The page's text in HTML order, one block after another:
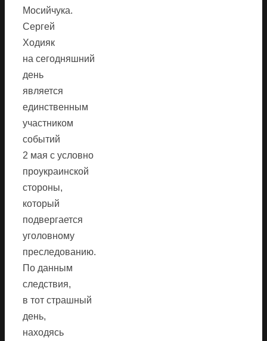
Мосийчука.
Сергей
Ходияк
на сегодняшний
день
является
единственным
участником
событий
2 мая с условно
проукраинской
стороны,
который
подвергается
уголовному
преследованию.
По данным
следствия,
в тот страшный
день,
находясь